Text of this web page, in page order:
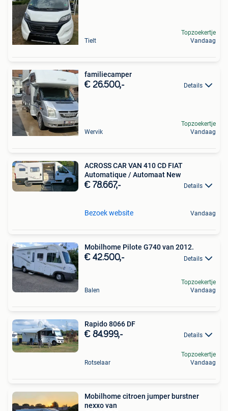
Tielt
Topzoekertje
Vandaag
familiecamper
€ 26.500,- Details
Wervik
Topzoekertje
Vandaag
ACROSS CAR VAN 410 CD FIAT
Automatique / Automaat New
€ 78.667,- Details
Bezoek website Vandaag
Mobilhome Pilote G740 van 2012.
€ 42.500,- Details
Balen
Topzoekertje
Vandaag
Rapido 8066 DF
€ 84.999,- Details
Rotselaar
Topzoekertje
Vandaag
Mobilhome citroen jumper burstner
nexxo van